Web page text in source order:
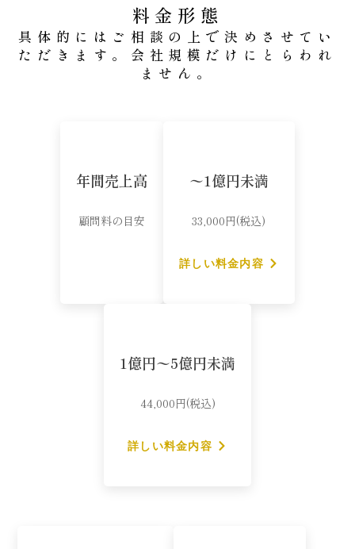
料金形態
具体的にはご相談の上で決めさせてい
ただきます。会社規模だけにとらわれ
ません。
年間売上高
顧問料の目安
〜1億円未満
33,000円(税込)
詳しい料金内容
1億円〜5億円未満
44,000円(税込)
詳しい料金内容